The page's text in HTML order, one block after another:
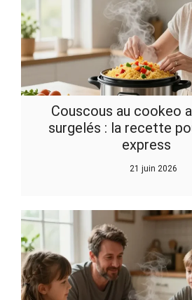
Couscous au cookeo
surgelés : la recette
express
21 juin 2026